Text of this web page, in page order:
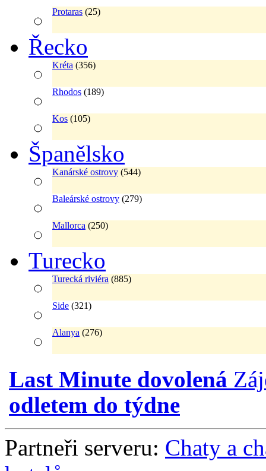
Protaras (25)
Řecko
Kréta (356)
Rhodos (189)
Kos (105)
Španělsko
Kanárské ostrovy (544)
Baleárské ostrovy (279)
Mallorca (250)
Turecko
Turecká riviéra (885)
Side (321)
Alanya (276)
Last Minute dovolená
odletem do týdne
Partneři serveru: Chaty a